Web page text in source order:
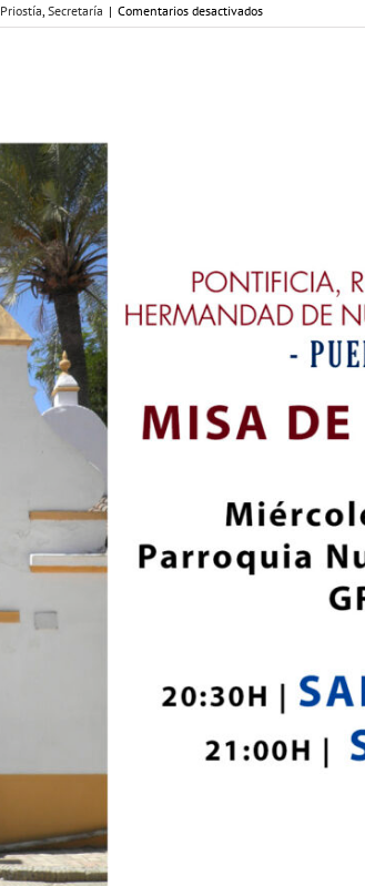
Priostía, Secretaría | Comentarios desactivadosen
CABILDO